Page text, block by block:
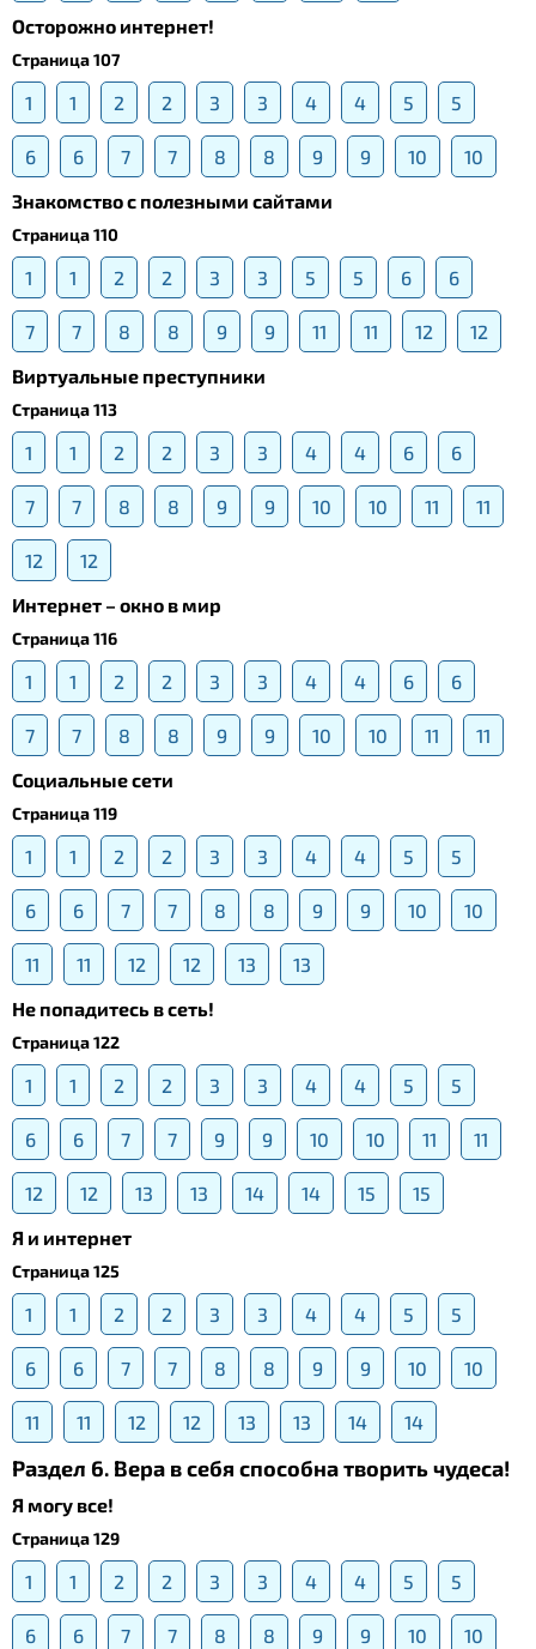
Осторожно интернет!
Страница 107
1 1 2 2 3 3 4 4 5 5
6 6 7 7 8 8 9 9 10
10
Знакомство с полезными сайтами
Страница 110
1 1 2 2 3 3 5 5 6 6
7 7 8 8 9 9 11 11 12
12
Виртуальные преступники
Страница 113
1 1 2 2 3 3 4 4 6 6
7 7 8 8 9 9 10 10 11 11
12
12
Интернет – окно в мир
Страница 116
1 1 2 2 3 3 4 4 6 6
7 7 8 8 9 9 10 10 11
11
Социальные сети
Страница 119
1 1 2 2 3 3 4 4 5 5
6 6 7 7 8 8 9 9 10 10
11 11 12 12 13
13
Не попадитесь в сеть!
Страница 122
1 1 2 2 3 3 4 4 5 5
6 6 7 7 9 9 10 10 11 11
12 12 13 13 14 14 15
15
Я и интернет
Страница 125
1 1 2 2 3 3 4 4 5 5
6 6 7 7 8 8 9 9 10 10
11 11 12 12 13 13 14 14
Раздел 6. Вера в себя способна творить чудеса!
Я могу все!
Страница 129
1 1 2 2 3 3 4 4 5 5
6 6 7 7 8 8 9 9 10 10